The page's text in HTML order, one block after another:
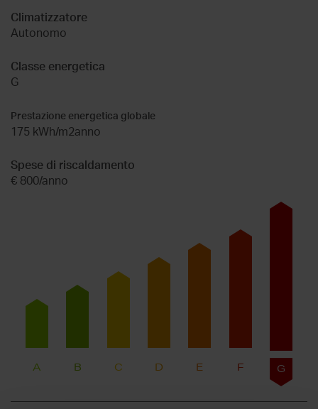
Climatizzatore
Autonomo
Classe energetica
G
Prestazione energetica globale
175 kWh/m2anno
Spese di riscaldamento
€ 800/anno
A B C D E F G